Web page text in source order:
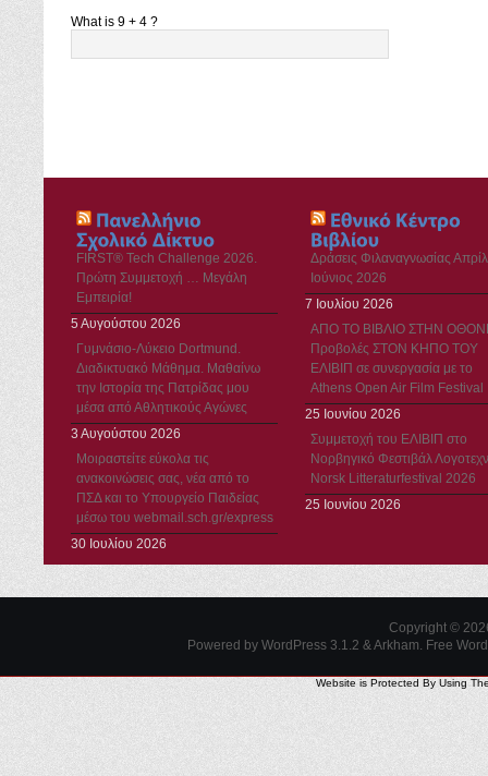
What is 9 + 4 ?
FIRST® Tech Challenge 2026.
Πρώτη Συμμετοχή … Μεγάλη
Εμπειρία!
5 Αυγούστου 2026
Γυμνάσιο-Λύκειο Dortmund.
Διαδικτυακό Μάθημα. Μαθαίνω
την Ιστορία της Πατρίδας μου
μέσα από Αθλητικούς Αγώνες
3 Αυγούστου 2026
Μοιραστείτε εύκολα τις
ανακοινώσεις σας, νέα από το
ΠΣΔ και το Υπουργείο Παιδείας
μέσω του webmail.sch.gr/express
30 Ιουλίου 2026
Δράσεις Φιλαναγνωσίας
Ιούνιος 2026
7 Ιουλίου 2026
ΑΠΟ ΤΟ ΒΙΒΛΙΟ ΣΤΗΝ
Προβολές ΣΤΟΝ ΚΗΠΟ ΤΟΥ
ΕΛΙΒΙΠ σε συνεργασία με το
Athens Open Air Film Festival
25 Ιουνίου 2026
Συμμετοχή του ΕΛΙΒΙΠ στο
Νορβηγικό Φεστιβάλ
Norsk Litteraturfestival 2026
25 Ιουνίου 2026
Copyright ©
Powered by WordPress 3.1.2 & Arkham. Free
Website is Protected By Using